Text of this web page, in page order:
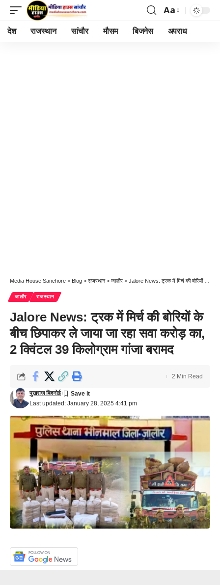
Font
Resizer
Aa
देश राजस्थान सांचौर मौसम बिजनेस अपराध
Media House Sanchore > Blog > राजस्थान> जालौर > Jalore News: ट्रक में मिर्च की बोरियों के बीच छिपाकर ले जाया जा रहा सवा करोड़ का, 2 क्विंटल 39 किलोग्राम गांजा बरामद
जालौर राजस्थान
Jalore News: ट्रक में मिर्च की बोरियों के
बीच छिपाकर ले जाया जा रहा सवा करोड़ का,
2 क्विंटल 39 किलोग्राम गांजा बरामद
Last updated: January 28, 2025 4:41 pm
पुखराज बिश्नोई
2 Min Read